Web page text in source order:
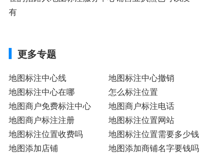
有
更多专题
地图标注中心线
地图标注中心撤销
地图标注中心在哪
怎么标注位置
地图商户免费标注中心
地图商户标注电话
地图商户标注注册
地图标注位置网站
地图标注位置收费吗
地图标注位置需要多少钱
地图添加店铺
地图添加商铺名字要钱吗